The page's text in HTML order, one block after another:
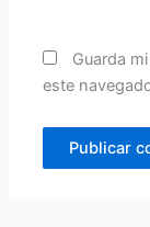
Guarda
este